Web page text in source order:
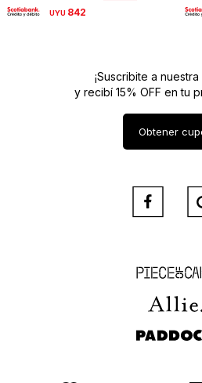
UYU 842
Piece of Cake
Allie
Paddock
¡Suscribite a
y recibí 15% OFF en tu
Obtener
